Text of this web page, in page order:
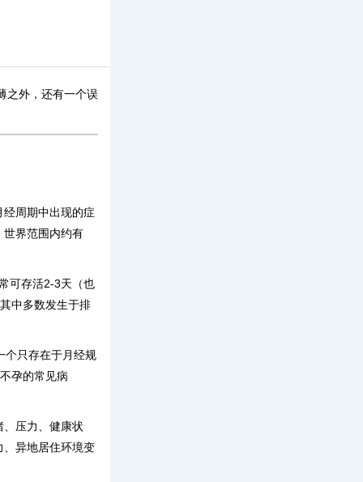
之外，还有一个误
周期中出现的症
世界范围内约有
可存活2-3天（也
中多数发生于排
个只存在于月经规
孕的常见病
压力、健康状
、异地居住环境变